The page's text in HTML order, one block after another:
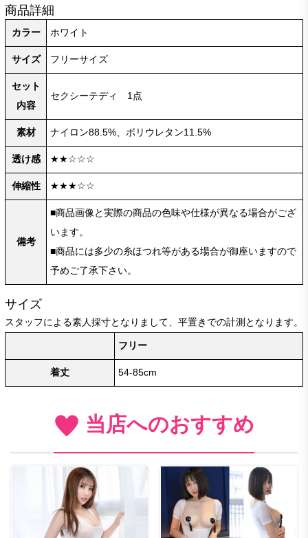
商品詳細
カラー ホワイト
サイズ フリーサイズ
セット
内容
セクシーテディ 1点
素材 ナイロン88.5%、ポリウレタン11.5%
透け感 ★★☆☆☆
伸縮性 ★★★☆☆
備考
■商品画像と実際の商品の色味や仕様が異なる場合がござ
います。
■商品には多少の糸ほつれ等がある場合が御座いますので
予めご了承下さい。
サイズ
スタッフによる素人採寸となりまして、平置きでの計測となります。
フリー
着丈 54-85cm
当店へのおすすめ